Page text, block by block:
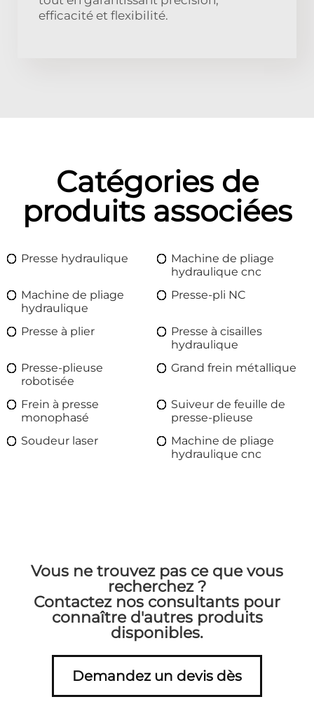
efficacité et flexibilité.
Catégories de
produits associées
Presse hydraulique
Machine de pliage
hydraulique cnc
Machine de pliage
hydraulique
Presse-pli NC
Presse à plier
Presse à cisailles
hydraulique
Presse-plieuse
robotisée
Grand frein métallique
Frein à presse
monophasé
Suiveur de feuille de
presse-plieuse
Soudeur laser
Machine de pliage
hydraulique cnc
Vous ne trouvez pas ce que vous
recherchez ?
Contactez nos consultants pour
connaître d'autres produits
disponibles.
Demandez un devis dès